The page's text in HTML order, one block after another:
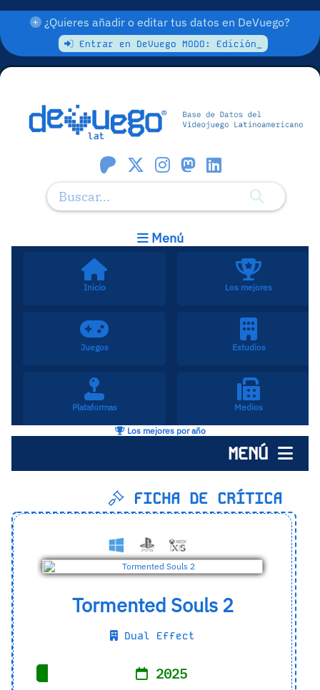
¿Quieres añadir o editar tus datos en DeVuego?
Entrar en DeVuego MODO: Edición_
Menú
Inicio Los mejores
Juegos Estudios
Plataformas Medios
Los mejores por año
MENÚ
FICHA DE CRÍTICA
Tormented Souls 2
Dual Effect
2025